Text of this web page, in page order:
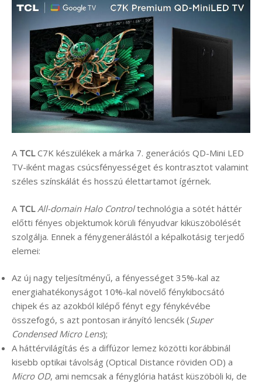
A TCLC7K készülékek a márka 7. generációs QD-Mini LED
TV-iként magas csúcsfényességet és kontrasztot valamint
széles színskálát és hosszú élettartamot ígérnek.
A TCL All-domain Halo Controltechnológia a sötét háttér
előtti fényes objektumok körüli fényudvar kiküszöbölését
szolgálja. Ennek a fénygenerálástól a képalkotásig terjedő
elemei:
Az új nagy teljesítményű, a fényességet 35%-kal az
energiahatékonyságot 10%-kal növelő fénykibocsátó
chipek és az azokból kilépő fényt egy fénykévébe
összefogó, s azt pontosan irányító lencsék (Super
Condensed Micro Lens);
A háttérvilágítás és a diffúzor lemez közötti korábbinál
kisebb optikai távolság (Optical Distance röviden OD) a
Micro OD, ami nemcsak a fényglória hatást küszöböli ki, de